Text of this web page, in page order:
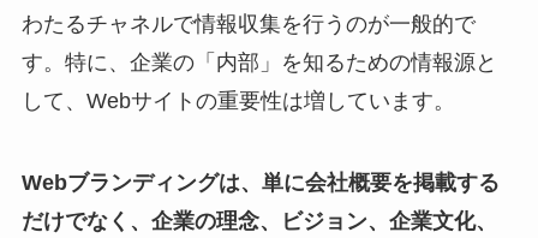
わたるチャネルで情報収集を行うのが一般的で
す。特に、企業の「内部」を知るための情報源と
して、Webサイトの重要性は増しています。
Webブランディングは、単に会社概要を掲載する
だけでなく、企業の理念、ビジョン、企業文化、